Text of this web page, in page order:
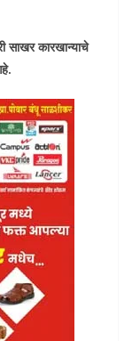
साखर कारखान्याचे